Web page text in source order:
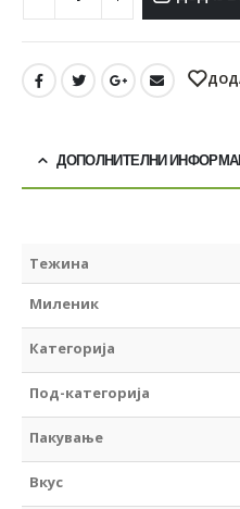
ДОПОЛНИТЕЛНИ
Тежина
Миленик
Категорија
Под-категорија
Пакување
Вкус